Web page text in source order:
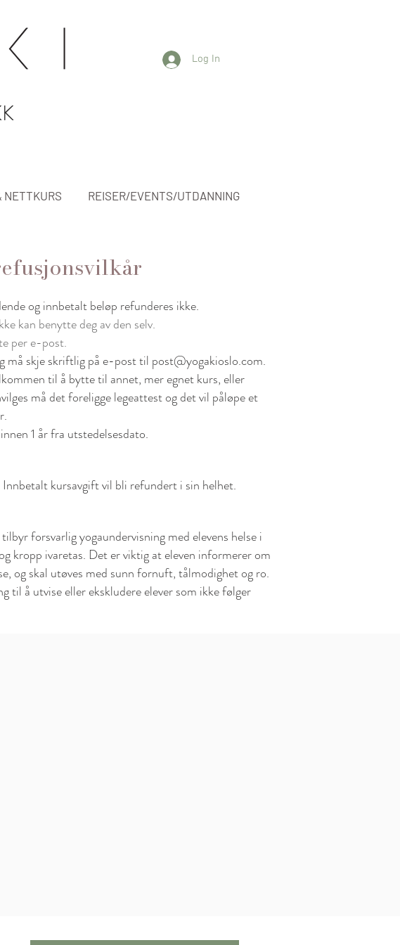
Log In
NETTKURS REISER/EVENTS/UTDANNING
og innbetalt beløp refunderes ikke.
kan benytte deg av den selv.
per e-post.
må skje skriftlig på e-post til post@yogakioslo.com.
til å bytte til annet, mer egnet kurs, eller
må det foreligge legeattest og det vil påløpe et
1 år fra utstedelsesdato.
kursavgift vil bli refundert i sin helhet.
forsvarlig yogaundervisning med elevens helse i
kropp ivaretas. Det er viktig at eleven informerer om
og skal utøves med sunn fornuft, tålmodighet og ro.
til å utvise eller ekskludere elever som ikke følger